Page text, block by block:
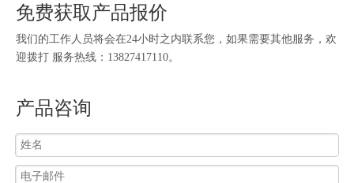
免费获取产品报价
我们的工作人员将会在24小时之内联系您，如果需要其他服务，欢
迎拨打 服务热线：13827417110。
产品咨询